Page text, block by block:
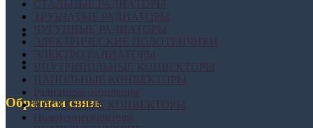
Обратная связь
СТАЛЬНЫЕ РАДИАТОРЫ
НАСТЕННЫЕ КОНВЕКТОРЫ